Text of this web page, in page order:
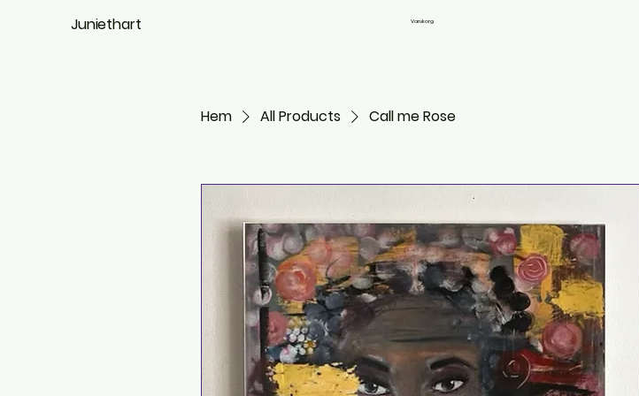
Juniethart Varukorg
Hem All Products Call me Rose